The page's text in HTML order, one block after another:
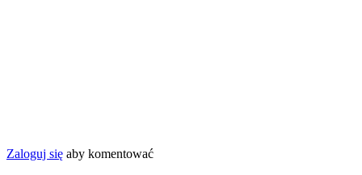
Zaloguj się aby komentować